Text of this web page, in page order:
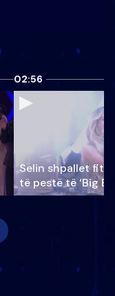
02:56
Selin shpallet
të pestë të ‘Big